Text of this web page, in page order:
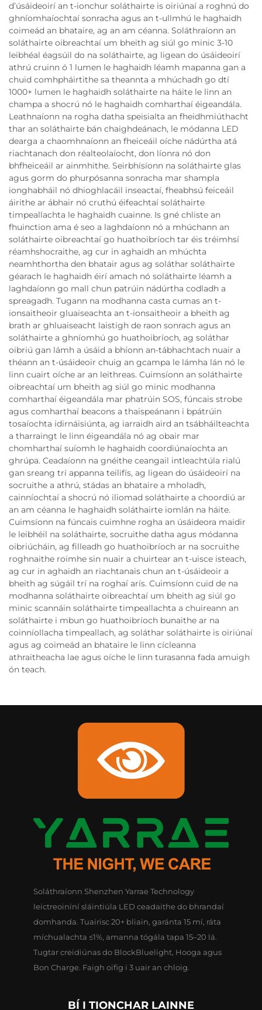
d’úsáideoirí an t-ionchur soláthairte is oiriúnaí a roghnú do
ghníomhaíochtaí sonracha agus an t-ullmhú le haghaidh
coimeád an bhataire, ag an am céanna. Soláthraíonn an
soláthairte oibreachtaí um bheith ag siúl go minic 3-10
leibhéal éagsúil do na soláthairte, ag ligean do úsáideoirí
athrú cruinn ó 1 lumen le haghaidh léamh mapanna gan a
chuid comhpháirtithe sa theannta a mhúchadh go dtí
1000+ lumen le haghaidh soláthairte na háite le linn an
champa a shocrú nó le haghaidh comharthaí éigeandála.
Leathnaíonn na rogha datha speisialta an fheidhmiúthacht
thar an soláthairte bán chaighdeánach, le módanna LED
dearga a chaomhnaíonn an fheiceáil oíche nádúrtha atá
riachtanach don réalteolaíocht, don líonra nó don
bhfheiceáil ar ainmhithe. Seirbhísíonn na soláthairte glas
agus gorm do phurpósanna sonracha mar shampla
ionghabháil nó dhioghlacáil inseactaí, fheabhsú feiceáil
áirithe ar ábhair nó cruthú éifeachtaí soláthairte
timpeallachta le haghaidh cuainne. Is gné chliste an
fhuinction ama é seo a laghdaíonn nó a mhúchann an
soláthairte oibreachtaí go huathoibríoch tar éis tréimhsí
réamhshocraithe, ag cur in aghaidh an mhúchta
neamhthortha den bhatair agus ag soláthar soláthairte
géarach le haghaidh éirí amach nó soláthairte léamh a
laghdaíonn go mall chun patrúin nádúrtha codladh a
spreagadh. Tugann na modhanna casta cumas an t-
ionsaitheoir gluaiseachta an t-ionsaitheoir a bheith ag
brath ar ghluaiseacht laistigh de raon sonrach agus an
soláthairte a ghníomhú go huathoibríoch, ag soláthar
oibriú gan lámh a úsáid a bhíonn an-tábhachtach nuair a
théann an t-úsáideoir chuig an gcampa le lámha lán nó le
linn cuairt oíche ar an leithreas. Cuimsíonn an soláthairte
oibreachtaí um bheith ag siúl go minic modhanna
comharthaí éigeandála mar phatrúin SOS, fúncais strobe
agus comharthaí beacons a thaispeánann i bpátrúin
tosaíochta idirnáisiúnta, ag iarraidh aird an tsábháilteachta
a tharraingt le linn éigeandála nó ag obair mar
chomharthaí suíomh le haghaidh coordiúnaíochta an
ghrúpa. Ceadaíonn na gnéithe ceangail intleachtúla rialú
gan sreang trí appanna teilifís, ag ligean do úsáideoirí na
socruithe a athrú, stádas an bhataire a mholadh,
cainníochtaí a shocrú nó iliomad soláthairte a choordiú ar
an am céanna le haghaidh soláthairte iomlán na háite.
Cuimsíonn na fúncais cuimhne rogha an úsáideora maidir
le leibhéil na soláthairte, socruithe datha agus módanna
oibriúcháin, ag filleadh go huathoibríoch ar na socruithe
roghnaithe roimhe sin nuair a chuirtear an t-uisce isteach,
ag cur in aghaidh an riachtanais chun an t-úsáideoir a
bheith ag súgáil trí na roghaí arís. Cuimsíonn cuid de na
modhanna soláthairte oibreachtaí um bheith ag siúl go
minic scannáin soláthairte timpeallachta a chuireann an
soláthairte i mbun go huathoibríoch bunaithe ar na
coinníollacha timpeallach, ag soláthar soláthairte is oiriúnaí
agus ag coimeád an bhataire le linn cícleanna
athraitheacha lae agus oíche le linn turasanna fada amuigh
ón teach.
Soláthraíonn Shenzhen Yarrae Technology
leictreoiníní sláintiúla LED ceadaithe do bhrandaí
domhanda. Tuairisc 20+ bliain, garánta 15 mí, ráta
míchualachta ≤1%, amanna tógála tapa 15–20 lá.
Tugtar creidiúnas do BlockBluelight, Hooga agus
Bon Charge. Faigh oifig i 3 uair an chloig.
BÍ I TIONCHAR LAINNE